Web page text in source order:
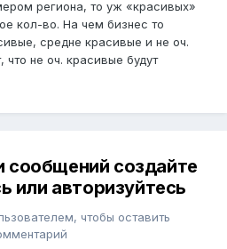
региона, то уж «красивых»
кол-во. На чем бизнес то
средне красивые и не оч.
не оч. красивые будут
сообщений создайте
или авторизуйтесь
чтобы оставить